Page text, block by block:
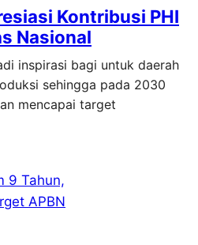
Kontribusi PHI
Nasional
inspirasi bagi untuk daerah
sehingga pada 2030
mencapai target